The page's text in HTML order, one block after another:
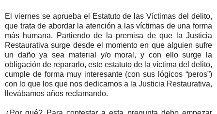
El viernes se aprueba el Estatuto de las Víctimas del delito,
que trata de abordar la atención a las víctimas de una forma
más humana. Partiendo de la premisa de que la Justicia
Restaurativa surge desde el momento en que alguien sufre
un daño ya sea material y/o moral, y con ello surge la
obligación de repararlo, este estatuto de la víctima del delito,
cumple de forma muy interesante (con sus lógicos “peros”)
con lo que los que nos dedicamos a la Justicia Restaurativa,
llevábamos años reclamando.